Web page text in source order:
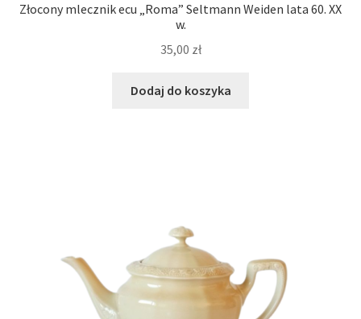
Złocony mlecznik ecu „Roma” Seltmann Weiden lata 60. XX
w.
35,00 zł
Dodaj do koszyka